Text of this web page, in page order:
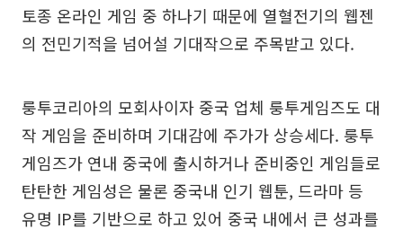
토종 온라인 게임 중 하나기 때문에 열혈전기의 웹젠
의 전민기적을 넘어설 기대작으로 주목받고 있다.
룽투코리아의 모회사이자 중국 업체 룽투게임즈도 대
작 게임을 준비하며 기대감에 주가가 상승세다. 룽투
게임즈가 연내 중국에 출시하거나 준비중인 게임들로
탄탄한 게임성은 물론 중국내 인기 웹툰, 드라마 등
유명 IP를 기반으로 하고 있어 중국 내에서 큰 성과를